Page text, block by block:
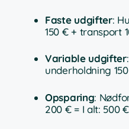
Faste udgifter:
150 € + transport
Variable udgifter
underholdning
Opsparing:
200 € = I alt: 500 €